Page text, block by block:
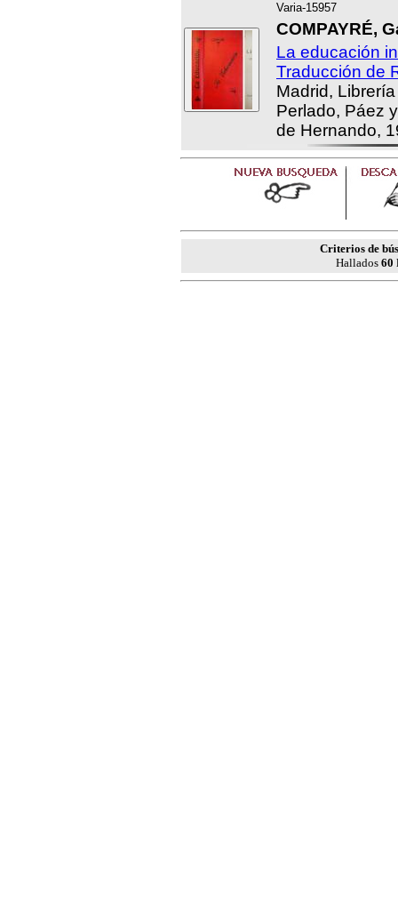
Varia-15957
COMPAYRÉ,
La educación
Traducción de
Madrid,
Perlado, Páez
de Hernando,
Criterios de
Hallados 60